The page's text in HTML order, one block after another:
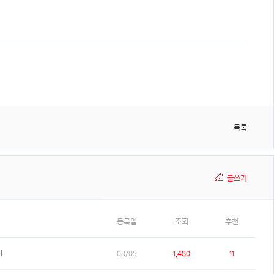
목록
글쓰기
등록일 조회 추천
08/05 1,480 11